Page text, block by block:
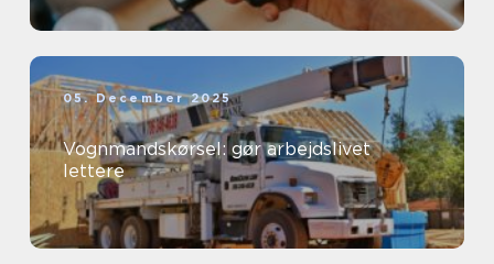
05. December 2025
Vognmandskørsel: gør arbejdslivet
lettere